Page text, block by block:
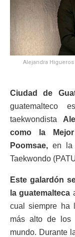
Alejandra
Ciudad de
taekwondista
como la
Poomsae, en la
Taekwondo
Este galardón
la guatemalteca
cual siempre ha
más alto de los
mundo. Durante